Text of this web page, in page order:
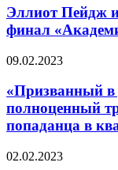
трейлере
третьего
сезона
«Эмили
Париже»
и
компания
обещают
финал
Амбрелла»
(видео)
Эллиот Пейдж
финал
«Призванный
другой
мир
во
второй
—
09.02.2023
«Призванный в
полноценный
попаданца в
Эпичный
02.02.2023